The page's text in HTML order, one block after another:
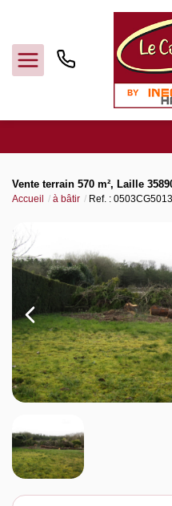
Louer
Gerer
Syndic
Notre agence
Contact
Vente terrain 570 m², Laille
Accueil à bâtir Ref. : 0503CG5013